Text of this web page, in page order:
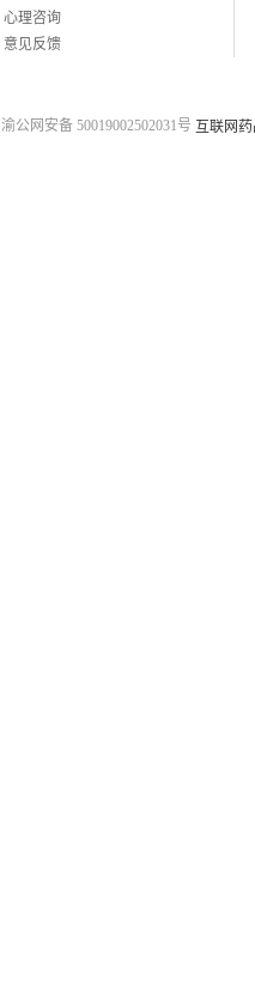
心理咨询
意见反馈
渝公网安备 50019002502031号 互联网